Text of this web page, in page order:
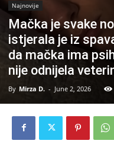
Najnovije
Mačka je svake
istjerala je iz
da mačka ima
nije odnijela
By Mirza D. - June 2, 2026